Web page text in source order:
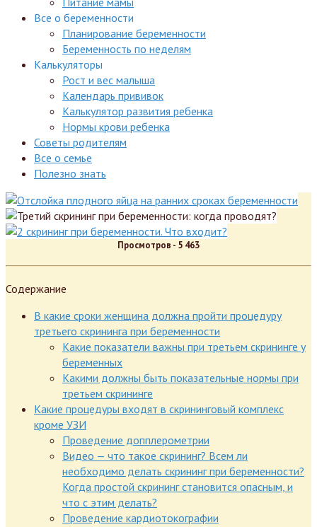
Все о беременности
Планирование беременности
Беременность по неделям
Калькуляторы
Рост и вес малыша
Календарь прививок
Калькулятор развития ребенка
Нормы крови ребенка
Советы родителям
Все о семье
Полезно знать
Просмотров - 5 463
Содержание
В какие сроки женщина должна пройти процедуру
третьего скрининга при беременности
Какие показатели важны при третьем скрининге у
беременных
Какими должны быть показательные нормы при
третьем скрининге
Какие процедуры входят в скрининговый комплекс
кроме УЗИ
Проведение допплерометрии
Видео — что такое скрининг? Всем ли
необходимо делать скрининг при беременности?
Когда простой скрининг становится опасным, и
что с этим делать?
Проведение кардиотокографии